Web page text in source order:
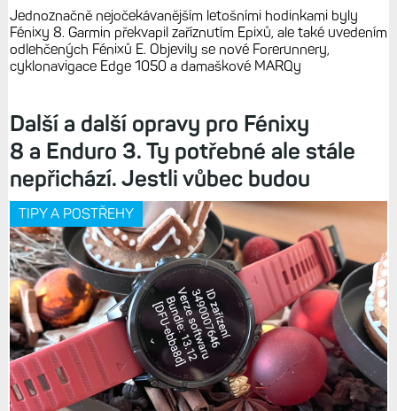
Jednoznačně nejočekávanějším letošními hodinkami byly
Fénixy 8. Garmin překvapil zaříznutím Epixů, ale také uvedením
odlehčených Fénixů E. Objevily se nové Forerunnery,
cyklonavigace Edge 1050 a damaškové MARQy
Další a další opravy pro Fénixy
8 a Enduro 3. Ty potřebné ale stále
nepřichází. Jestli vůbec budou
TIPY A POSTŘEHY